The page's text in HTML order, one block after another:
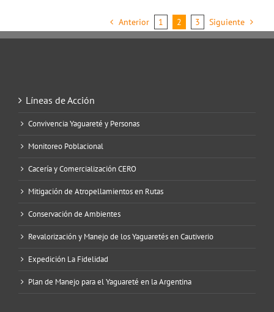
Anterior 1 2 3 Siguiente
Líneas de Acción
Convivencia Yaguareté y Personas
Monitoreo Poblacional
Cacería y Comercialización CERO
Mitigación de Atropellamientos en Rutas
Conservación de Ambientes
Revalorización y Manejo de los Yaguaretés en Cautiverio
Expedición La Fidelidad
Plan de Manejo para el Yaguareté en la Argentina